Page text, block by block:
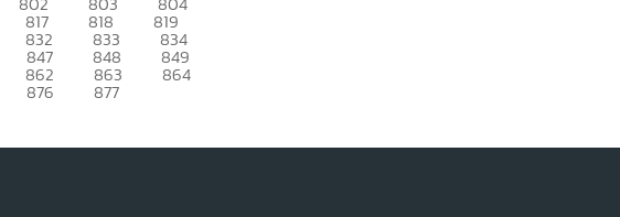
817 818 819
832 833 834
847 848 849
862 863 864
876 877